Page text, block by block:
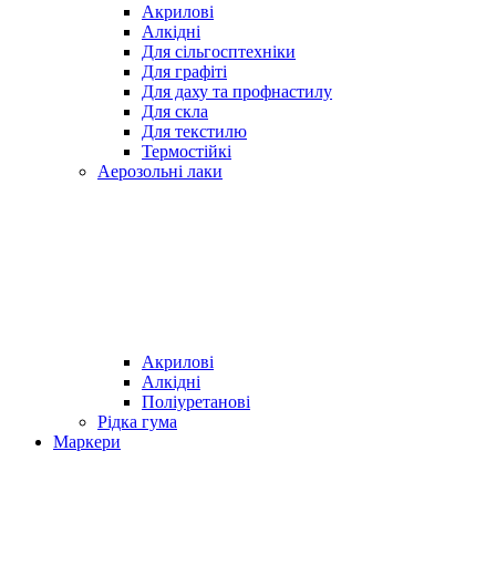
Акрилові
Алкідні
Для cільгосптехніки
Для графіті
Для даху та профнастилу
Для скла
Для текстилю
Термостійкі
Аерозольні лаки
Акрилові
Алкідні
Поліуретанові
Рідка гума
Маркери